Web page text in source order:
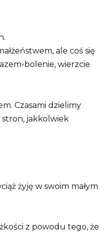
ale coś się
bolenie, wierzcie
Czasami dzielimy
jakkolwiek
żyję w swoim małym
z powodu tego, że